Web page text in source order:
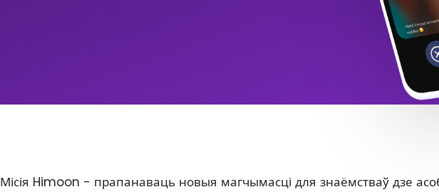
Місія Himoon - прапанаваць новыя магчымасці для знаёмстваў дзе